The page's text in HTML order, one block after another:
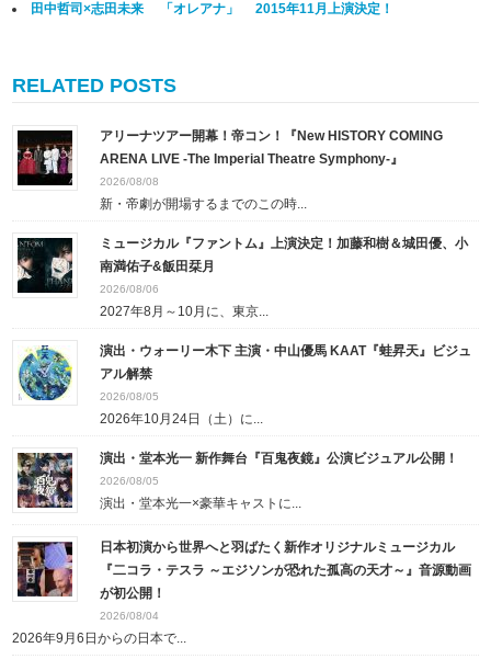
田中哲司×志田未来 「オレアナ」 2015年11月上演決定！
RELATED POSTS
アリーナツアー開幕！帝コン！『New HISTORY COMING
ARENA LIVE -The Imperial Theatre Symphony-』
2026/08/08
新・帝劇が開場するまでのこの時...
ミュージカル『ファントム』上演決定！加藤和樹＆城田優、小
南満佑子&飯田栞月
2026/08/06
2027年8月～10月に、東京...
演出・ウォーリー木下 主演・中山優馬 KAAT『蛙昇天』ビジュ
アル解禁
2026/08/05
2026年10月24日（土）に...
演出・堂本光一 新作舞台『百鬼夜鏡』公演ビジュアル公開！
2026/08/05
演出・堂本光一×豪華キャストに...
日本初演から世界へと羽ばたく新作オリジナルミュージカル
『二コラ・テスラ ～エジソンが恐れた孤高の天才～』音源動画
が初公開！
2026/08/04
2026年9月6日からの日本で...